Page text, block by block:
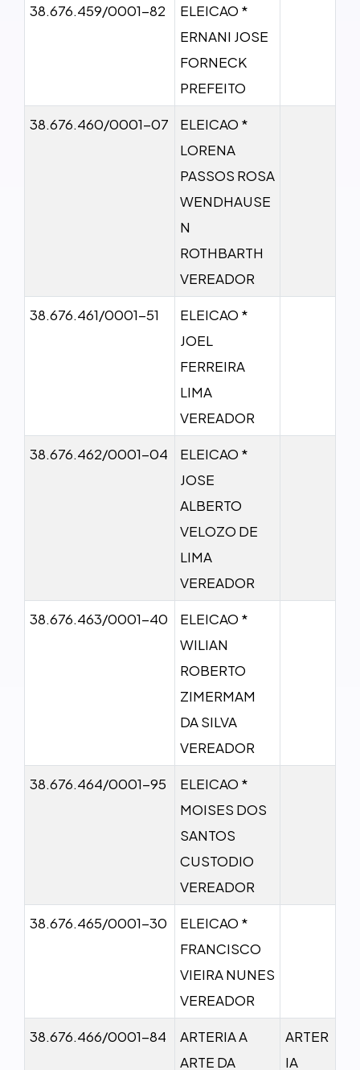
38.676.459/0001-82
ELEICAO *
ERNANI JOSE
FORNECK
PREFEITO
38.676.460/0001-07
ELEICAO *
LORENA
PASSOS ROSA
WENDHAUSE
N
ROTHBARTH
VEREADOR
38.676.461/0001-51
ELEICAO *
JOEL
FERREIRA
LIMA
VEREADOR
38.676.462/0001-04
ELEICAO *
JOSE
ALBERTO
VELOZO DE
LIMA
VEREADOR
38.676.463/0001-40
ELEICAO *
WILIAN
ROBERTO
ZIMERMAM
DA SILVA
VEREADOR
38.676.464/0001-95
ELEICAO *
MOISES DOS
SANTOS
CUSTODIO
VEREADOR
38.676.465/0001-30
ELEICAO *
FRANCISCO
VIEIRA NUNES
VEREADOR
38.676.466/0001-84
ARTERIA A
ARTE DA
ARTER
IA